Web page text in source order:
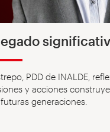
PDD de INALDE,
y acciones
generaciones.